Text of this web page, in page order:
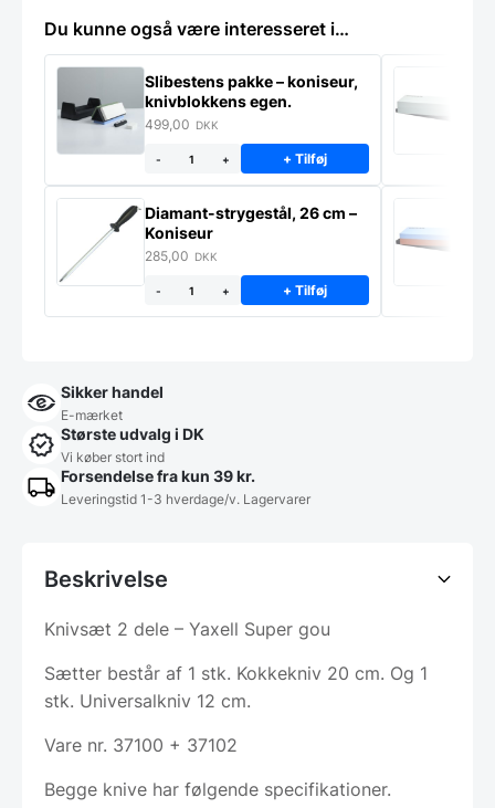
Du kunne også være interesseret i…
Slibestens pakke – koniseur,
knivblokkens egen.
499,00 DKK
- + + Tilføj
Diamant-strygestål, 26 cm –
Koniseur
285,00 DKK
- + + Tilføj
Sikker handel
E-mærket
Største udvalg i DK
Vi køber stort ind
Forsendelse fra kun 39 kr.
Leveringstid 1-3 hverdage/v. Lagervarer
Beskrivelse
Knivsæt 2 dele – Yaxell Super gou
Sætter består af 1 stk. Kokkekniv 20 cm. Og 1
stk. Universalkniv 12 cm.
Vare nr. 37100 + 37102
Begge knive har følgende specifikationer.